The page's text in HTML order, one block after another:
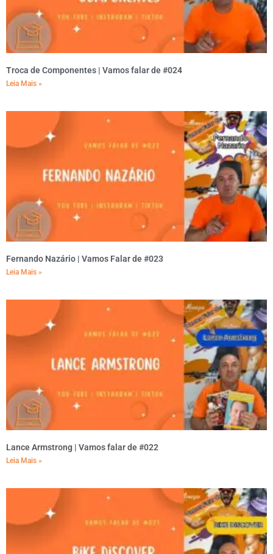
Troca de Componentes | Vamos falar de #024
Leia Mais »
Fernando Nazário | Vamos Falar de #023
Leia Mais »
Lance Armstrong | Vamos falar de #022
Leia Mais »